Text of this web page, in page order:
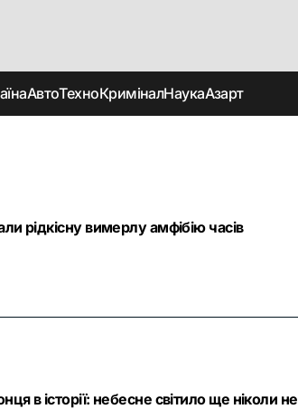
АвтоТехноКриміналНаукаАзарт
рідкісну вимерлу амфібію часів
в історії: небесне світило ще ніколи не